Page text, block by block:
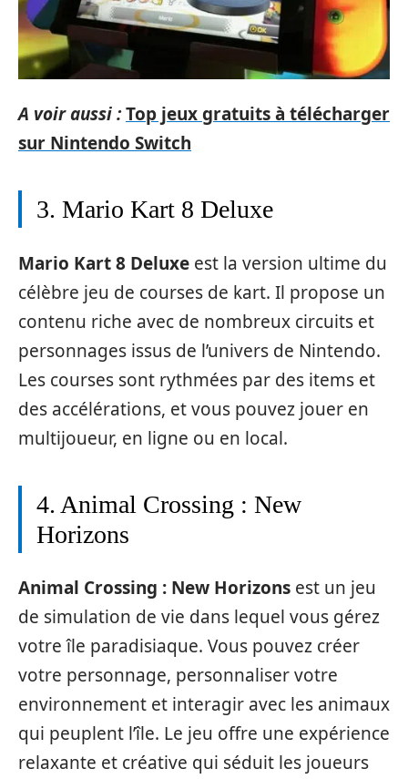
A voir aussi :Top jeux gratuits à télécharger
sur Nintendo Switch
3. Mario Kart 8 Deluxe
Mario Kart 8 Deluxe est la version ultime du
célèbre jeu de courses de kart. Il propose un
contenu riche avec de nombreux circuits et
personnages issus de l’univers de Nintendo.
Les courses sont rythmées par des items et
des accélérations, et vous pouvez jouer en
multijoueur, en ligne ou en local.
4. Animal Crossing : New
Horizons
Animal Crossing : New Horizons est un jeu
de simulation de vie dans lequel vous gérez
votre île paradisiaque. Vous pouvez créer
votre personnage, personnaliser votre
environnement et interagir avec les animaux
qui peuplent l’île. Le jeu offre une expérience
relaxante et créative qui séduit les joueurs